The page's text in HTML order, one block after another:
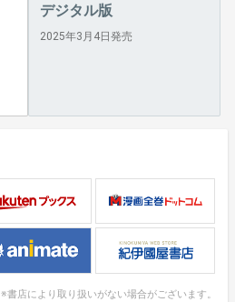
デジタル版
2025年3月4日発売
※書店により取り扱いがない場合がございます。